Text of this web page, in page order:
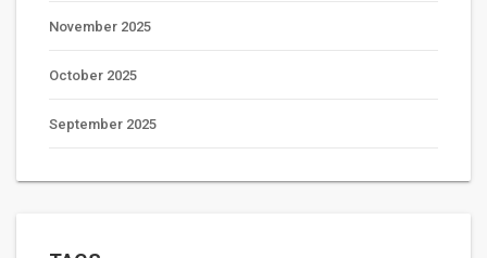
November 2025
October 2025
September 2025